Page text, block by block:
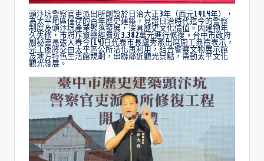
頭汴坑警察官吏派出所創設於日治大正3年（西元1914年），
為太平地區僅存的百年歷史建築，見證日治時代迄今的警察
制度及頭汴坑產業聚落發展，深具歷史文化價值。因建物年
久失修，市府斥資總經費近3,382萬元進行修復。台中市政府
副秘書長張大春今(14)日代表市長盧秀燕出席開工典禮表示，
完工後將交由太平區公所活化再利用，結合警察文物展示館
及地方特色生活館規劃，串聯鄰近觀光景點，帶動太平文化
觀光發展。